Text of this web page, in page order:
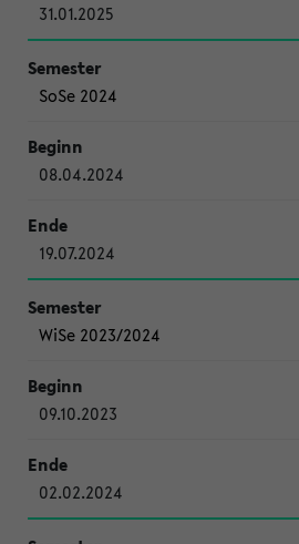
31.01.2025
SoSe 2024
08.04.2024
19.07.2024
WiSe 2023/2024
09.10.2023
02.02.2024